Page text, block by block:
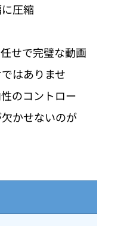
圧縮
せで完璧な動画
はありませ
のコントロー
かせないのが